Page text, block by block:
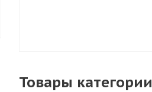
Товары категории